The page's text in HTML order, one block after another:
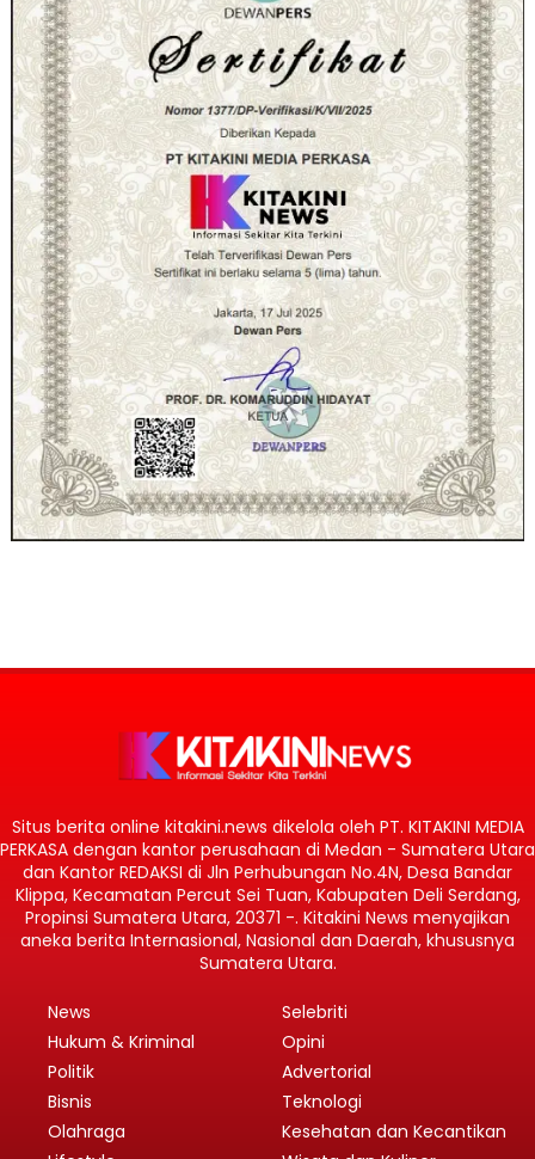
Situs berita online kitakini.news dikelola oleh PT. KITAKINI MEDIA
PERKASA dengan kantor perusahaan di Medan - Sumatera Utara
dan Kantor REDAKSI di Jln Perhubungan No.4N, Desa Bandar
Klippa, Kecamatan Percut Sei Tuan, Kabupaten Deli Serdang,
Propinsi Sumatera Utara, 20371 -. Kitakini News menyajikan
aneka berita Internasional, Nasional dan Daerah, khususnya
Sumatera Utara.
News
Hukum & Kriminal
Politik
Bisnis
Olahraga
Selebriti
Opini
Advertorial
Teknologi
Kesehatan dan Kecantikan